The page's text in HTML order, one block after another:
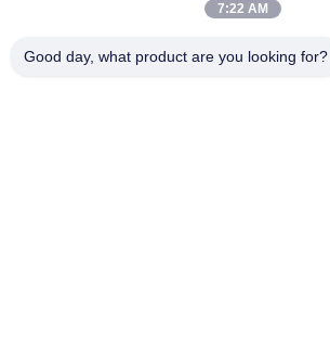
7:22 AM
Good day, what product are you looking for?